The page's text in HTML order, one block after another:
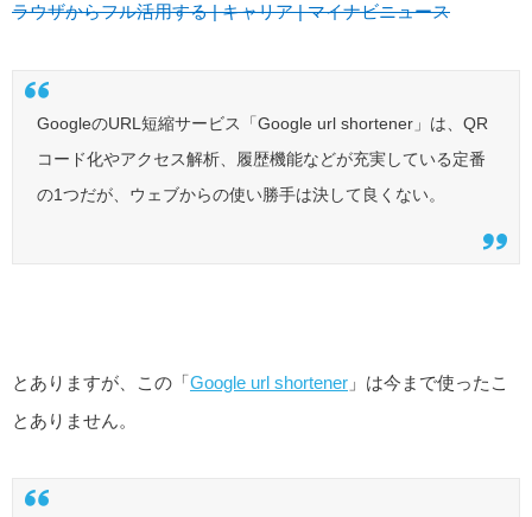
ラウザからフル活用する | キャリア | マイナビニュース
GoogleのURL短縮サービス「Google url shortener」は、QR
コード化やアクセス解析、履歴機能などが充実している定番
の1つだが、ウェブからの使い勝手は決して良くない。
とありますが、この「Google url shortener 」は今まで使ったこ
とありません。